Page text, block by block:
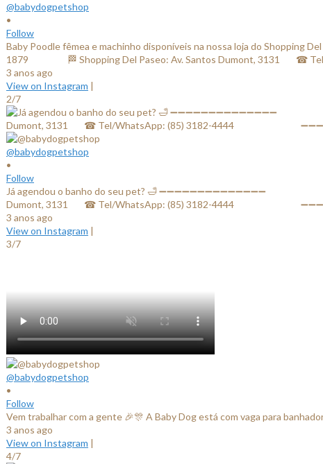
@babydogpetshop
•
Follow
Baby Poodle fêmea e machinho disponíveis na nossa loja do Shopping
1879⠀⠀ ⠀⠀⠀ 🏁 Shopping Del Paseo: Av. Santos Dumont, 3131⠀⠀ ☎
3 anos ago
View on Instagram |
2/7
@babydogpetshop
•
Follow
Já agendou o banho do seu pet? 🛁 ➖➖➖➖➖➖➖➖➖➖➖➖➖➖
Dumont, 3131⠀⠀ ☎ Tel/WhatsApp: (85) 3182-4444⠀⠀⠀⠀ ⠀⠀⠀⠀⠀
3 anos ago
View on Instagram |
3/7
@babydogpetshop
•
Follow
Vem trabalhar com a gente 🎉🎊 A Baby Dog está com vaga para
3 anos ago
View on Instagram |
4/7